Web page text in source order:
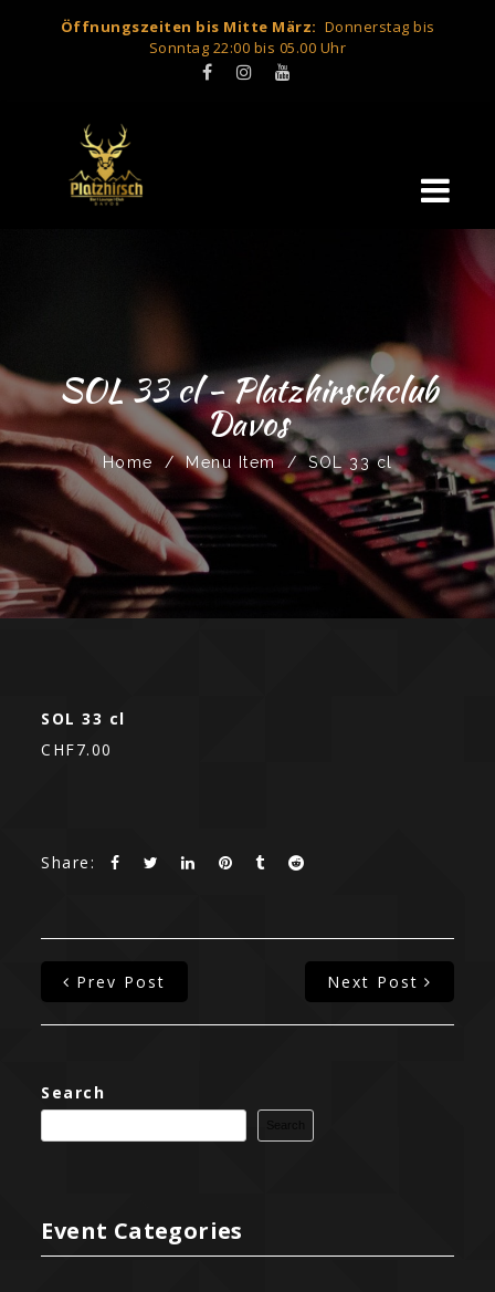
Öffnungszeiten bis Mitte März: Donnerstag bis
Sonntag 22:00 bis 05.00 Uhr
SOL 33 cl - Platzhirschclub
Davos
Home / Menu Item / SOL 33 cl
SOL 33 cl
CHF7.00
Share:
Prev Post Next Post
Search
Event Categories